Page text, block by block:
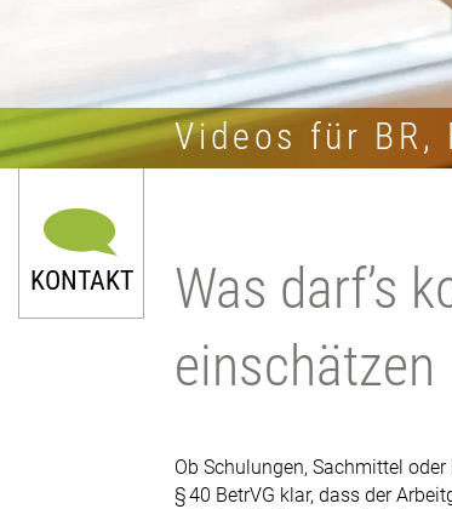
Videos für BR,
KONTAKT
0211 9046-0
Was darf’s
einschätzen
Ob Schulungen, Sachmittel
§ 40 BetrVG klar, dass der